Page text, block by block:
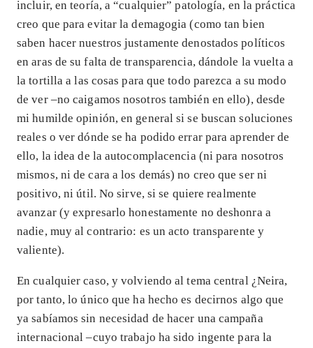
incluir, en teoría, a “cualquier” patología, en la práctica
creo que para evitar la demagogia (como tan bien
saben hacer nuestros justamente denostados políticos
en aras de su falta de transparencia, dándole la vuelta a
la tortilla a las cosas para que todo parezca a su modo
de ver –no caigamos nosotros también en ello), desde
mi humilde opinión, en general si se buscan soluciones
reales o ver dónde se ha podido errar para aprender de
ello, la idea de la autocomplacencia (ni para nosotros
mismos, ni de cara a los demás) no creo que ser ni
positivo, ni útil. No sirve, si se quiere realmente
avanzar (y expresarlo honestamente no deshonra a
nadie, muy al contrario: es un acto transparente y
valiente).
En cualquier caso, y volviendo al tema central ¿Neira,
por tanto, lo único que ha hecho es decirnos algo que
ya sabíamos sin necesidad de hacer una campaña
internacional –cuyo trabajo ha sido ingente para la